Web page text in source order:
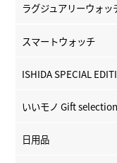
ラグジュアリーウォッ
スマートウォッチ
ISHIDA SPECIAL
いいモノ Gift selection
日用品